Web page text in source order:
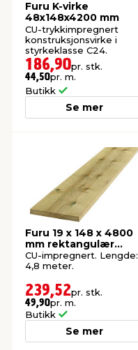
Furu K-virke
48x148x4200 mm
CU-trykkimpregnert
konstruksjonsvirke i
styrkeklasse C24.
186,90pr. stk.
44,50pr. m.
Butikk
Se mer
Furu 19 x 148 x 4800
mm rektangulær
kledning
CU-impregnert. Lengde:
4,8 meter.
239,52pr. stk.
49,90pr. m.
Butikk
Se mer